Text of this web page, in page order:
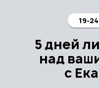
19-
5 дней
над
с